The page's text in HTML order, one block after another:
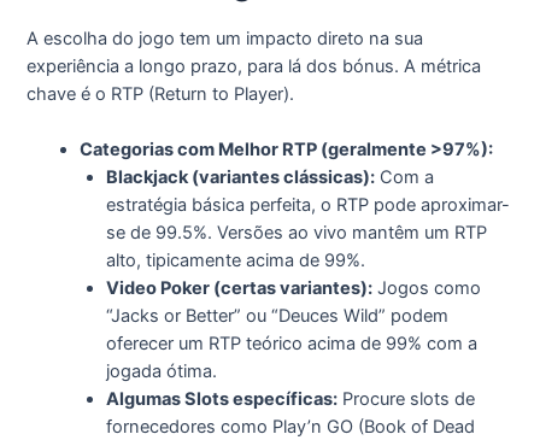
A escolha do jogo tem um impacto direto na sua
experiência a longo prazo, para lá dos bónus. A métrica
chave é o RTP (Return to Player).
Categorias com Melhor RTP (geralmente >97%):
Blackjack (variantes clássicas): Com a
estratégia básica perfeita, o RTP pode aproximar-
se de 99.5%. Versões ao vivo mantêm um RTP
alto, tipicamente acima de 99%.
Video Poker (certas variantes): Jogos como
“Jacks or Better” ou “Deuces Wild” podem
oferecer um RTP teórico acima de 99% com a
jogada ótima.
Algumas Slots específicas: Procure slots de
fornecedores como Play’n GO (Book of Dead